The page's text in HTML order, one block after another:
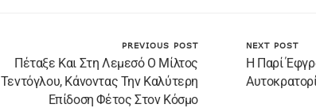
PREVIOUS POST
Πέταξε Και Στη Λεμεσό Ο Μίλτος
Τεντόγλου, Κάνοντας Την Καλύτερη
Επίδοση Φέτος Στον Κόσμο
NEXT POST
Η Παρί